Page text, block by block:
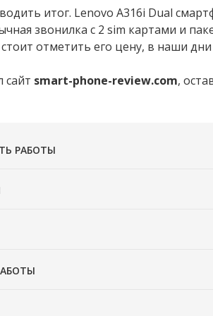
итог. Lenovo A316i Dual
звонилка с 2 sim картами и
отметить его цену, в наши дни
сайт smart-phone-review.com,
РАБОТЫ